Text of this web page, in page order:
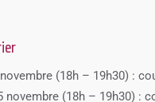
(18h – 19h30) :
novembre (18h – 19h30) :